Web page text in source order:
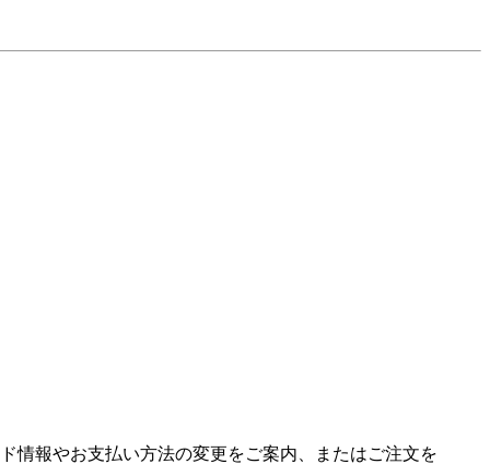
情報やお支払い方法の変更をご案内、またはご注文を